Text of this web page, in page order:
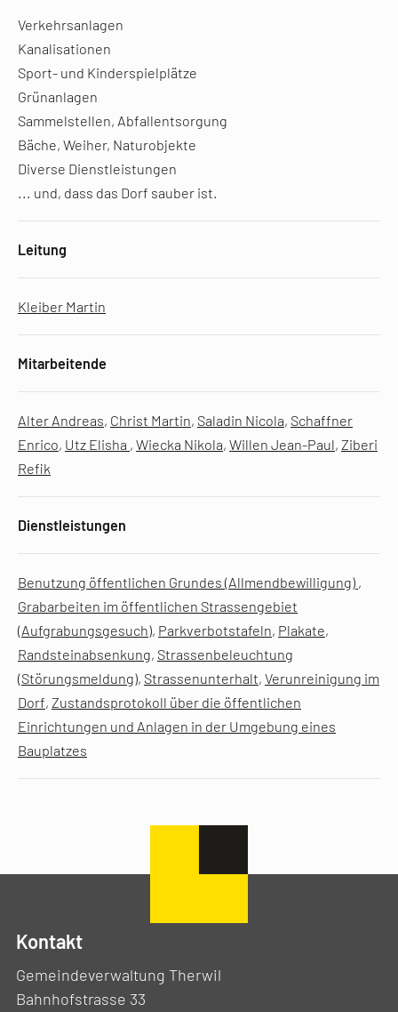
Verkehrsanlagen
Kanalisationen
Sport- und Kinderspielplätze
Grünanlagen
Sammelstellen, Abfallentsorgung
Bäche, Weiher, Naturobjekte
Diverse Dienstleistungen
... und, dass das Dorf sauber ist.
Leitung
Kleiber Martin
Mitarbeitende
Alter Andreas, Christ Martin, Saladin Nicola, Schaffner
Enrico, Utz Elisha , Wiecka Nikola, Willen Jean-Paul, Ziberi
Refik
Dienstleistungen
Benutzung öffentlichen Grundes (Allmendbewilligung) ,
Grabarbeiten im öffentlichen Strassengebiet
(Aufgrabungsgesuch), Parkverbotstafeln, Plakate,
Randsteinabsenkung, Strassenbeleuchtung
(Störungsmeldung), Strassenunterhalt, Verunreinigung im
Dorf, Zustandsprotokoll über die öffentlichen
Einrichtungen und Anlagen in der Umgebung eines
Bauplatzes
Kontakt
Gemeindeverwaltung Therwil
Bahnhofstrasse 33